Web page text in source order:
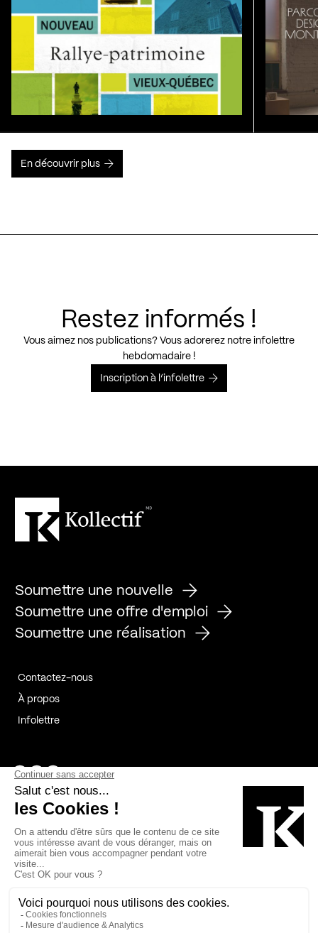
En découvrir plus
Restez informés !
Vous aimez nos publications? Vous adorerez notre infolettre
hebdomadaire !
Inscription à l’infolettre
Soumettre une nouvelle
Soumettre une offre d'emploi
Soumettre une réalisation
Contactez-nous
À propos
Infolettre
Page Facebook de Kollectif
Page Instagram de Kollectif
Page Linkedin de Kollectif
Bâtiment-Durable-Québec-1
Esquisses-1
MP-1 v2com-1